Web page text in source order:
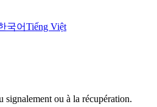
국어Tiếng Việt
signalement ou à la récupération.